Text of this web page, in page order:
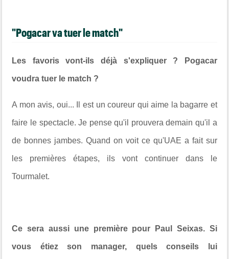
"Pogacar va tuer le match"
Les favoris vont-ils déjà s'expliquer ? Pogacar
voudra tuer le match ?
A mon avis, oui... Il est un coureur qui aime la bagarre et
faire le spectacle. Je pense qu'il prouvera demain qu'il a
de bonnes jambes. Quand on voit ce qu'UAE a fait sur
les premières étapes, ils vont continuer dans le
Tourmalet.
Ce sera aussi une première pour Paul Seixas. Si
vous étiez son manager, quels conseils lui